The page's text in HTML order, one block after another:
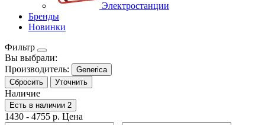
Электростанции
Бренды
Новинки
Фильтр
Вы выбрали:
Производитель:
Generica
Сбросить
Уточнить
Наличие
Есть в наличии 2
1430 - 4755 р. Цена